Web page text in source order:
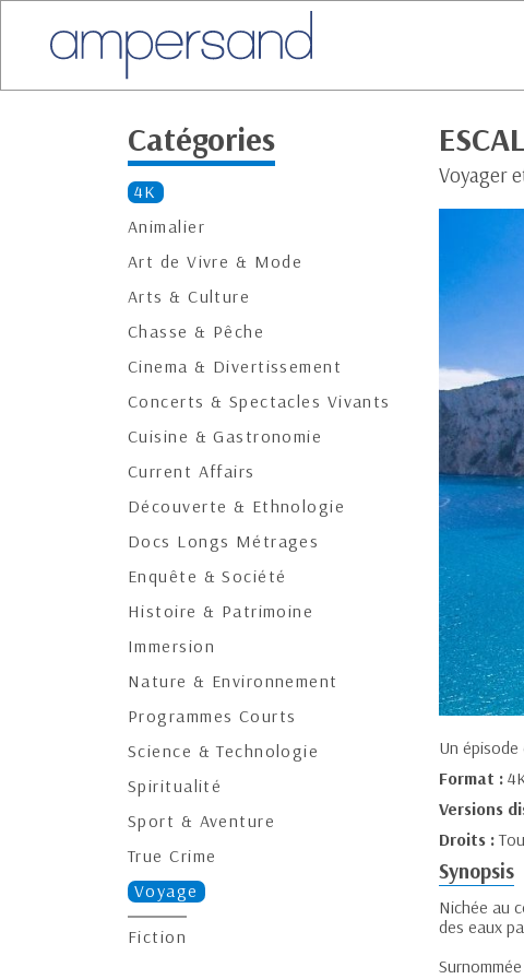
Catégories
4K
Animalier
Art de Vivre & Mode
Arts & Culture
Chasse & Pêche
Cinema & Divertissement
Concerts & Spectacles Vivants
Cuisine & Gastronomie
Current Affairs
Découverte & Ethnologie
Docs Longs Métrages
Enquête & Société
Histoire & Patrimoine
Immersion
Nature & Environnement
Programmes Courts
Science & Technologie
Spiritualité
Sport & Aventure
True Crime
Voyage
Fiction
Voyager
Un épisode
Format :
Versions
Droits :
Synopsis
Nichée au
des eaux